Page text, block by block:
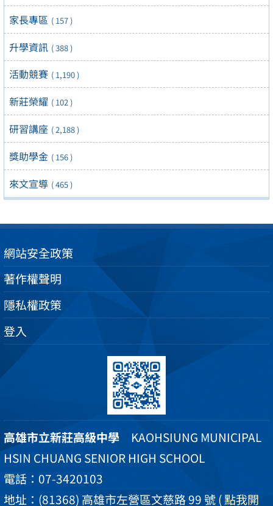
家長專區 ( 157 )
升學資訊 ( 388 )
活動競賽 ( 1,190 )
新莊榮耀 ( 102 )
研習講座 ( 2,188 )
獎助學金 ( 156 )
來文宣導 ( 465 )
網站安全政策
著作權聲明
隱私權政策
登入
高雄市立新莊高級中學 KAOHSIUNG MUNICIPAL
HSIN CHUANG SENIOR HIGH SCHOOL
電話：07-3420103
地址：(81368) 高雄市左營區文慈路 99 號( 點我開